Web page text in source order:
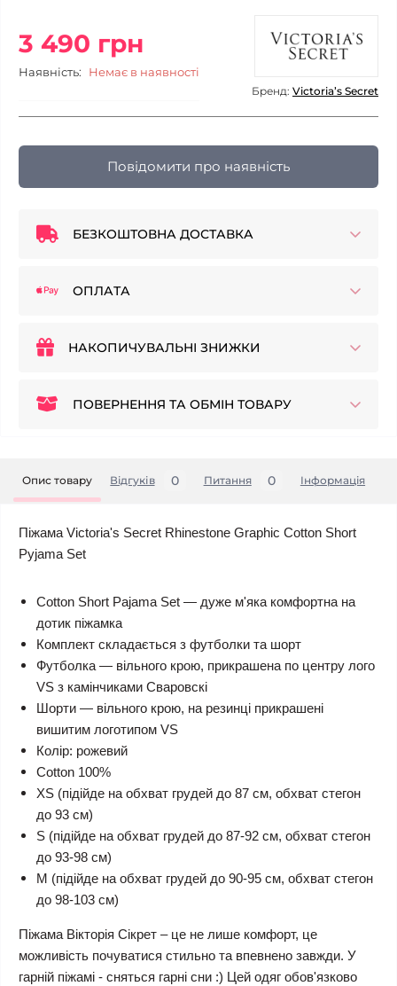
3 490 грн
Наявність: Немає в наявності
Бренд: Victoria’s Secret
Повідомити про наявність
БЕЗКОШТОВНА ДОСТАВКА
ОПЛАТА
НАКОПИЧУВАЛЬНІ ЗНИЖКИ
ПОВЕРНЕННЯ ТА ОБМІН ТОВАРУ
Опис товару Відгуків 0 Питання 0 Iнформація
Піжама Victoria's Secret Rhinestone Graphic Cotton Short
Pyjama Set
Cotton Short Pajama Set — дуже м'яка комфортна на
дотик піжамка
Комплект складається з футболки та шорт
Футболка — вільного крою, прикрашена по центру лого
VS з камінчиками Сваровскі
Шорти — вільного крою, на резинці прикрашені
вишитим логотипом VS
Колір: рожевий
Cotton 100%
XS (підійде на обхват грудей до 87 см, обхват стегон
до 93 см)
S (підійде на обхват грудей до 87-92 см, обхват стегон
до 93-98 см)
M (підійде на обхват грудей до 90-95 см, обхват стегон
до 98-103 см)
Піжама Вікторія Сікрет – це не лише комфорт, це
можливість почуватися стильно та впевнено завжди. У
гарній піжамі - сняться гарні сни :) Цей одяг обов'язково